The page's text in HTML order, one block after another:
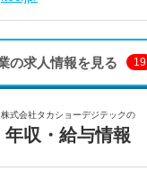
の求人情報を見る 19
株式会社タカショーデジテックの
年収・給与情報